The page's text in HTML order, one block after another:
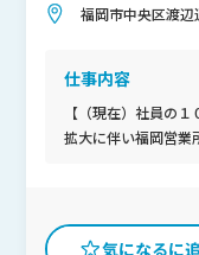
福岡市中央区渡辺
仕事内容
【（現在）社員の
拡大に伴い福岡営業
ト。仕事も給与も
せんか!?